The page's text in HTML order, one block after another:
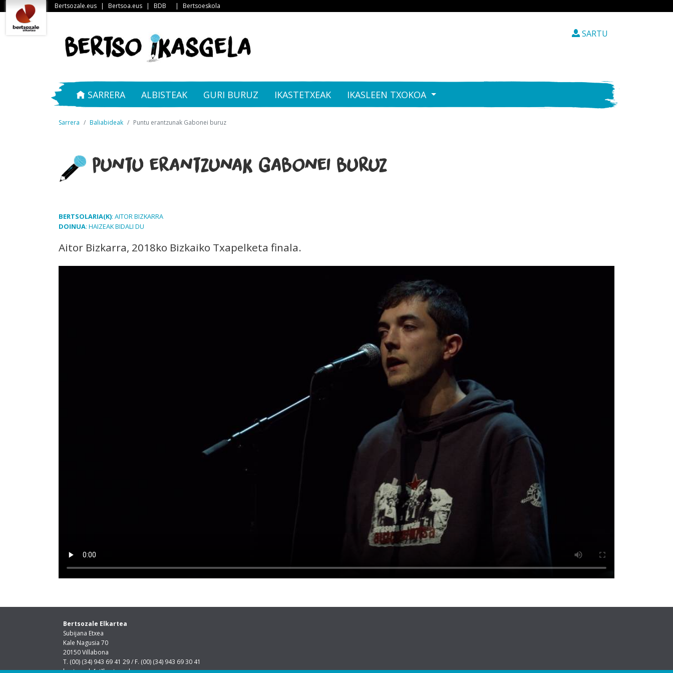
Bertsozale.eus | Bertsoa.eus | BDB | Bertsoeskola
SARTU
SARRERA ALBISTEAK GURI BURUZ IKASTETXEAK IKASLEEN TXOKOA
Sarrera Baliabideak Puntu erantzunak Gabonei buruz
Puntu erantzunak Gabonei buruz
BERTSOLARIA(K): AITOR BIZKARRA
DOINUA: HAIZEAK BIDALI DU
Aitor Bizkarra, 2018ko Bizkaiko Txapelketa finala.
Bertsozale Elkartea
Subijana Etxea
Kale Nagusia 70
20150 Villabona
T. (00) (34) 943 69 41 29 / F. (00) (34) 943 69 30 41
bertsozale[at]bertsozale.eus